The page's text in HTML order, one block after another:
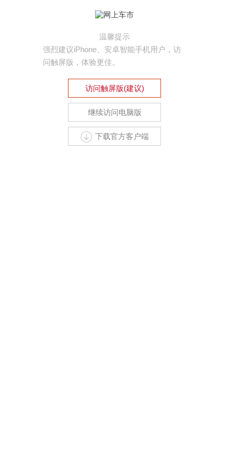
温馨提示
强烈建议iPhone、安卓智能手机用户，访
问触屏版，体验更佳。
访问触屏版(建议)
继续访问电脑版
下载官方客户端